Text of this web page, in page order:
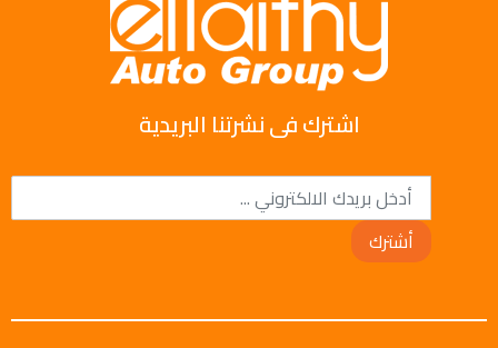
اشترك فى نشرتنا البريدية
أشترك